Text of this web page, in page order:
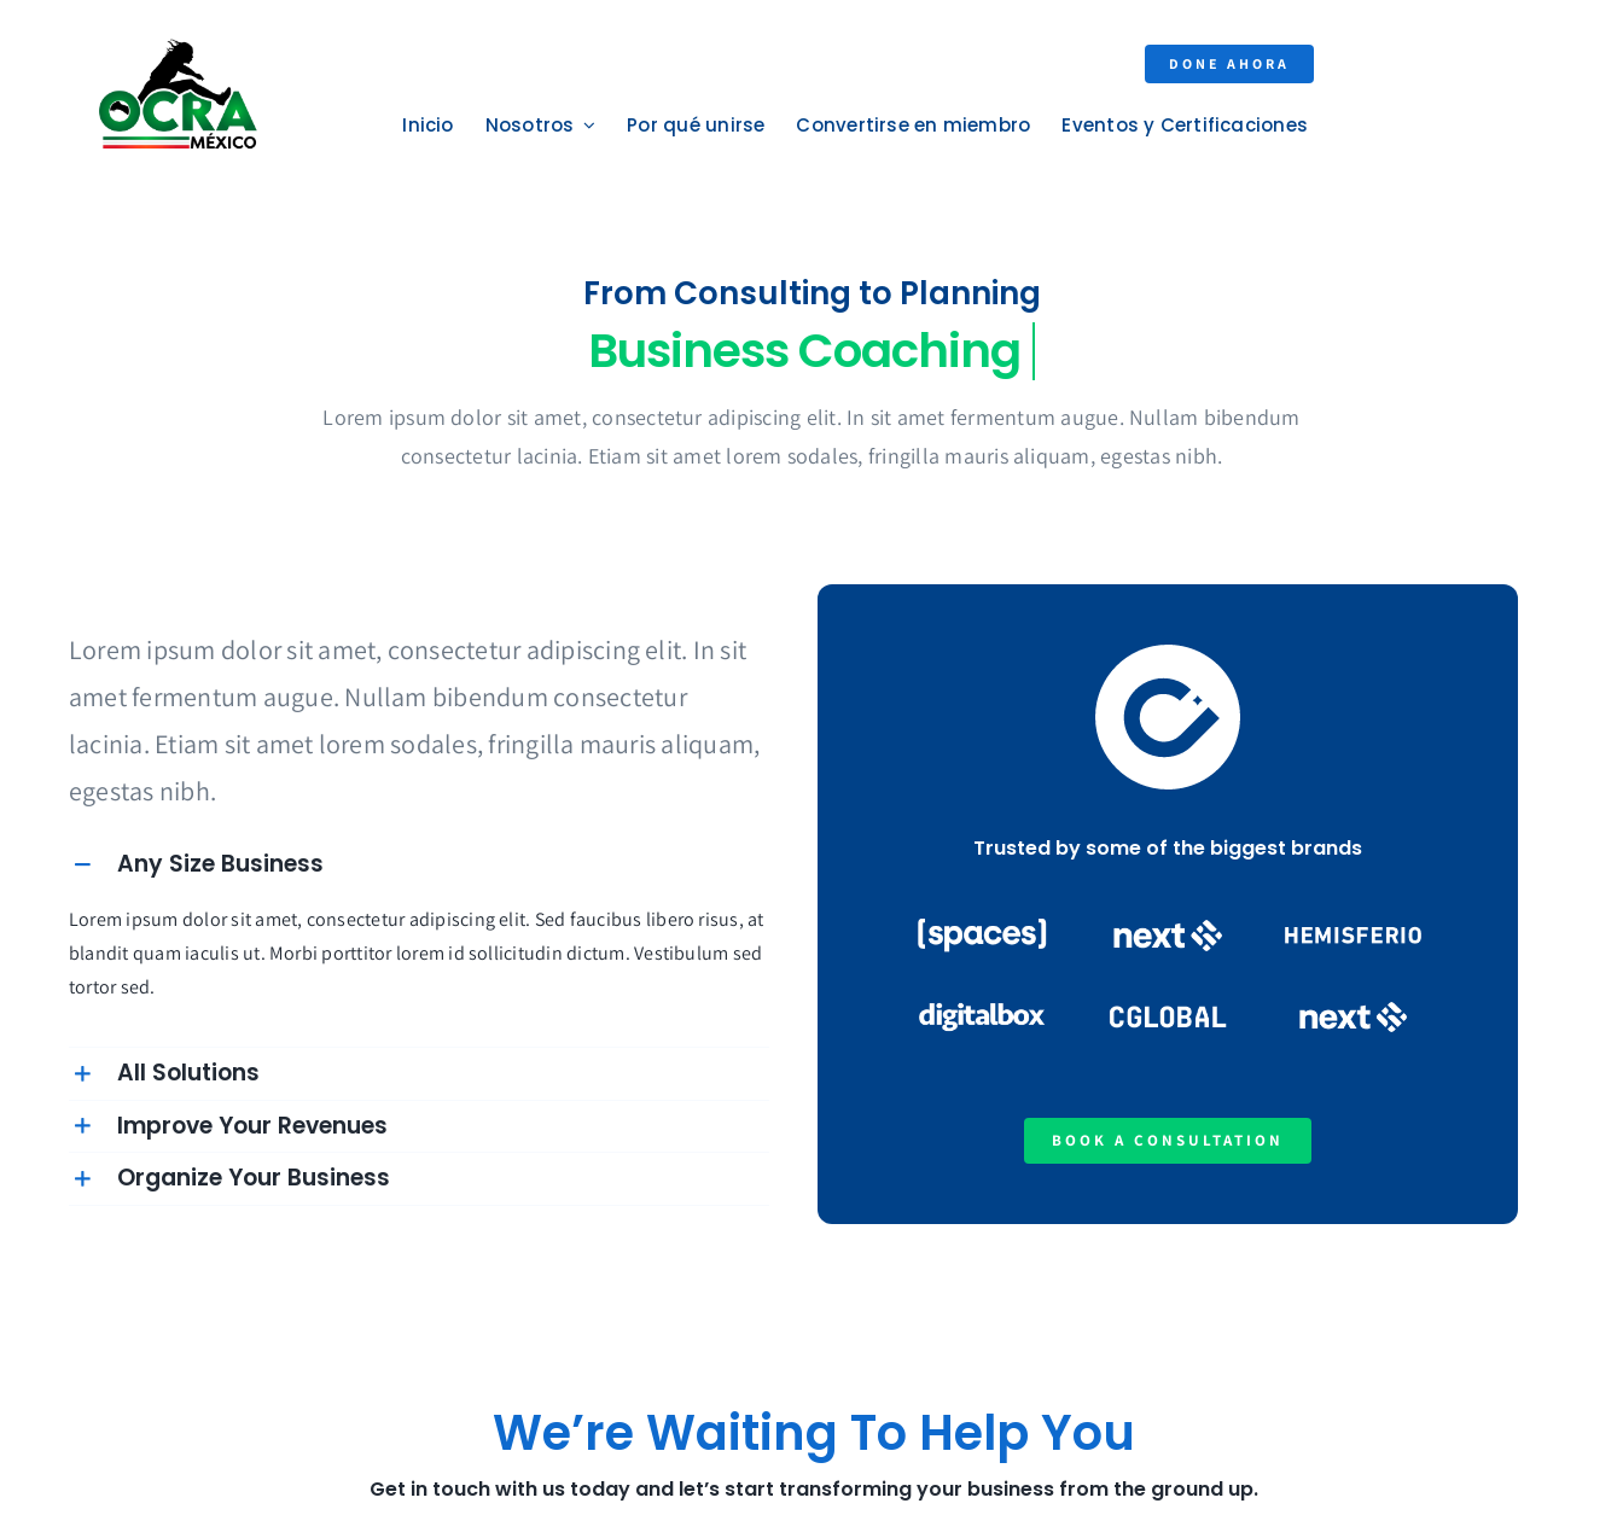
DONE AHORA
Inicio Nosotros Por qué unirse Convertirse en miembro Eventos y Certificaciones
From Consulting to Planning
Lorem ipsum dolor sit amet, consectetur adipiscing elit. In sit amet fermentum augue. Nullam bibendum
consectetur lacinia. Etiam sit amet lorem sodales, fringilla mauris aliquam, egestas nibh.
Lorem ipsum dolor sit amet, consectetur adipiscing elit. In sit
amet fermentum augue. Nullam bibendum consectetur
lacinia. Etiam sit amet lorem sodales, fringilla mauris aliquam,
egestas nibh.
Any Size Business
Lorem ipsum dolor sit amet, consectetur adipiscing elit. Sed faucibus libero risus, at
blandit quam iaculis ut. Morbi porttitor lorem id sollicitudin dictum. Vestibulum sed
tortor sed.
All Solutions
Improve Your Revenues
Organize Your Business
Trusted by some of the biggest brands
BOOK A CONSULTATION
We’re Waiting To Help You
Get in touch with us today and let’s start transforming your business from the ground up.